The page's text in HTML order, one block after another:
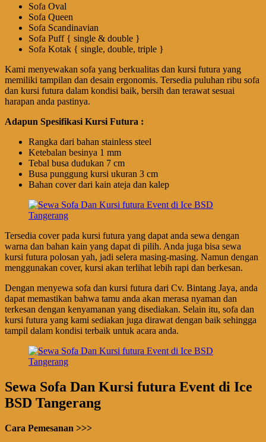
Sofa Oval
Sofa Queen
Sofa Scandinavian
Sofa Puff { single & double }
Sofa Kotak { single, double, triple }
Kami menyewakan sofa yang berkualitas dan kursi futura yang
memiliki tampilan dan desain ergonomis. Tersedia puluhan ribu sofa
dan kursi futura dalam kondisi baik, bersih dan terawat sesuai
harapan anda pastinya.
Adapun Spesifikasi Kursi Futura :
Rangka dari bahan stainless steel
Ketebalan besinya 1 mm
Tebal busa dudukan 7 cm
Busa punggung kursi ukuran 3 cm
Bahan cover dari kain ateja dan kalep
Tersedia cover pada kursi futura yang dapat anda sewa dengan
warna dan bahan kain yang dapat di pilih. Anda juga bisa sewa
kursi futura polosan yah, jadi selera masing-masing. Namun dengan
menggunakan cover, kursi akan terlihat lebih rapi dan berkesan.
Dengan menyewa sofa dan kursi futura dari Cv. Bintang Jaya, anda
dapat memastikan bahwa tamu anda akan merasa nyaman dan
terkesan dengan kenyamanan yang disediakan. Selain itu, sofa dan
kursi futura yang kami sediakan juga dirawat dengan baik sehingga
tampil dalam kondisi terbaik untuk acara anda.
Sewa Sofa Dan Kursi futura Event di Ice
BSD Tangerang
Cara Pemesanan >>>